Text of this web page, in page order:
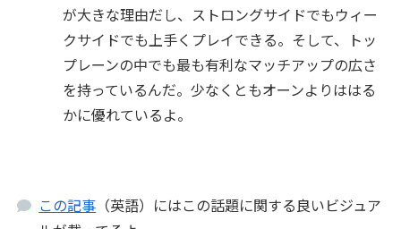
が大きな理由だし、ストロングサイドでもウィー
クサイドでも上手くプレイできる。そして、トッ
プレーンの中でも最も有利なマッチアップの広さ
を持っているんだ。少なくともオーンよりははる
かに優れているよ。
この記事 （英語）にはこの話題に関する良いビジュア